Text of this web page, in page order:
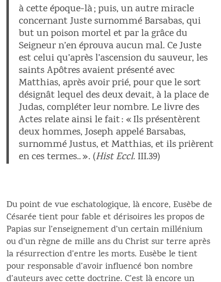
à cette époque-là ; puis, un autre miracle
concernant Juste surnommé Barsabas, qui
but un poison mortel et par la grâce du
Seigneur n’en éprouva aucun mal. Ce Juste
est celui qu’après l’ascension du sauveur, les
saints Apôtres avaient présenté avec
Matthias, après avoir prié, pour que le sort
désignât lequel des deux devait, à la place de
Judas, compléter leur nombre. Le livre des
Actes relate ainsi le fait : « Ils présentèrent
deux hommes, Joseph appelé Barsabas,
surnommé Justus, et Matthias, et ils prièrent
en ces termes.. ». (Hist Eccl. III.39)
Du point de vue eschatologique, là encore, Eusèbe de
Césarée tient pour fable et dérisoires les propos de
Papias sur l’enseignement d’un certain millénium
ou d’un règne de mille ans du Christ sur terre après
la résurrection d’entre les morts. Eusèbe le tient
pour responsable d’avoir influencé bon nombre